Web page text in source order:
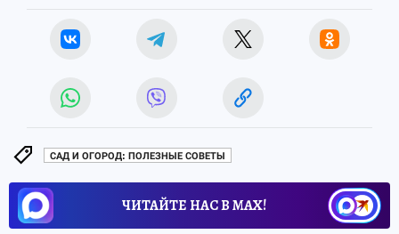
САД И ОГОРОД: ПОЛЕЗНЫЕ СОВЕТЫ
ЧИТАЙТЕ НАС В МАХ!